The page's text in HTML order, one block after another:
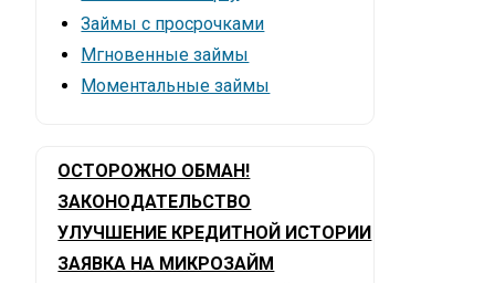
Займы с просрочками
Мгновенные займы
Моментальные займы
ОСТОРОЖНО ОБМАН!
ЗАКОНОДАТЕЛЬСТВО
УЛУЧШЕНИЕ КРЕДИТНОЙ ИСТОРИИ
ЗАЯВКА НА МИКРОЗАЙМ